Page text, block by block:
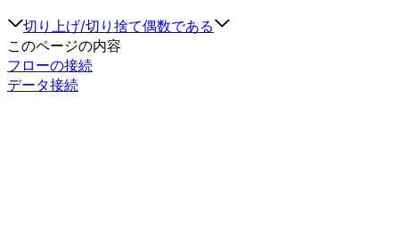
切り上げ/切り捨て偶数である
このページの内容
フローの接続
データ接続